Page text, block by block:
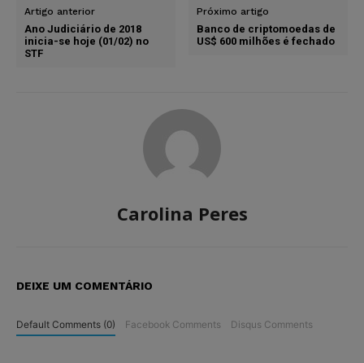
Artigo anterior
Ano Judiciário de 2018
inicia-se hoje (01/02) no
STF
Próximo artigo
Banco de criptomoedas de
US$ 600 milhões é fechado
Carolina Peres
DEIXE UM COMENTÁRIO
Default Comments (0) Facebook Comments Disqus Comments